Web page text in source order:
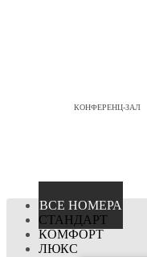
КОНФЕРЕНЦ-ЗАЛ
ВСЕ НОМЕРА
СТАНДАРТ
КОМФОРТ
ЛЮКС